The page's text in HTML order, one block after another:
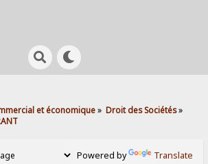
et économique» Droit des Sociétés»
Powered by Translate